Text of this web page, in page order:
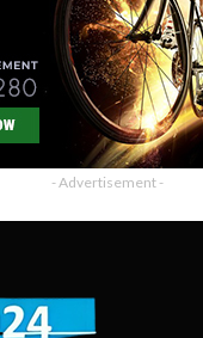
- Advertisement -